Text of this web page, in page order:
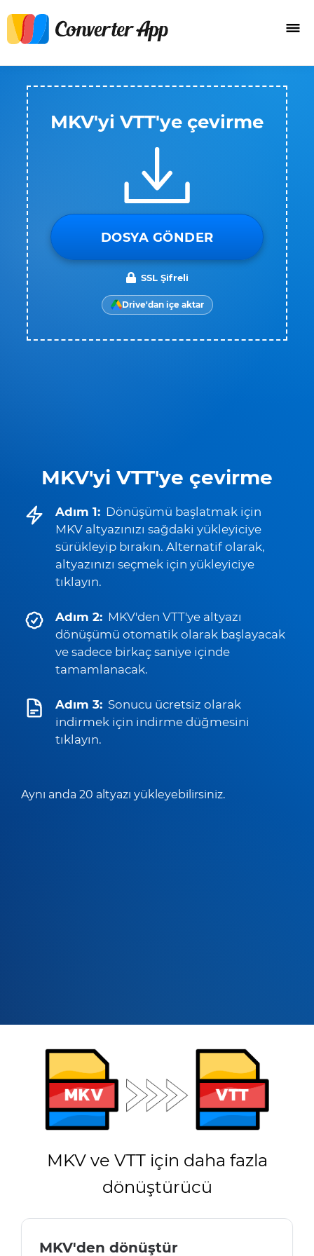
MKV'yi VTT'ye çevirme
Adım 1: Dönüşümü başlatmak için
MKV altyazınızı sağdaki yükleyiciye
sürükleyip bırakın. Alternatif olarak,
altyazınızı seçmek için yükleyiciye
tıklayın.
Adım 2: MKV'den VTT'ye altyazı
dönüşümü otomatik olarak başlayacak
ve sadece birkaç saniye içinde
tamamlanacak.
Adım 3: Sonucu ücretsiz olarak
indirmek için indirme düğmesini
tıklayın.
Aynı anda 20 altyazı yükleyebilirsiniz.
MKV'yi VTT'ye çevirme
DOSYA GÖNDER
SSL Şifreli
Drive'dan içe aktar
MKV ve VTT için daha fazla
dönüştürücü
MKV'den dönüştür